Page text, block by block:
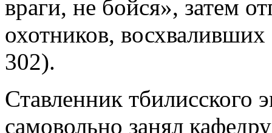
враги, не бойся», затем
охотников,
302).
Ставленник тбилисского
самовольно занял